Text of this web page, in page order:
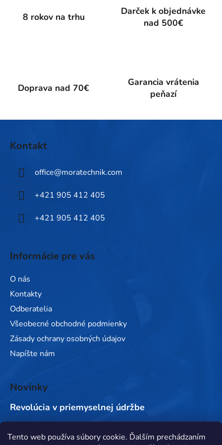
Tento web používa súbory cookie. Ďalším prechádzaním
u
8 rokov na trhu
Darček k objednávke
nad 500€
Doprava nad 70€
Garancia vrátenia
peňazí
Kontakt
office@moratechnik.com
+421 905 412 405
+421 905 412 405
Informácie pre vás
O nás
Kontakty
Odberatelia
Všeobecné obchodné podmienky
Zásady ochrany osobných údajov
Napíšte nám
Novinky
Revolúcia v priemyselnej údržbe